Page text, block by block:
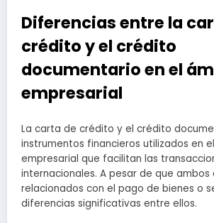
Diferencias entre la
crédito y el crédito
documentario en el
empresarial
La carta de crédito y el crédito
instrumentos financieros utilizados en
empresarial que facilitan las
internacionales. A pesar de que ambos
relacionados con el pago de bienes o
diferencias significativas entre ellos.